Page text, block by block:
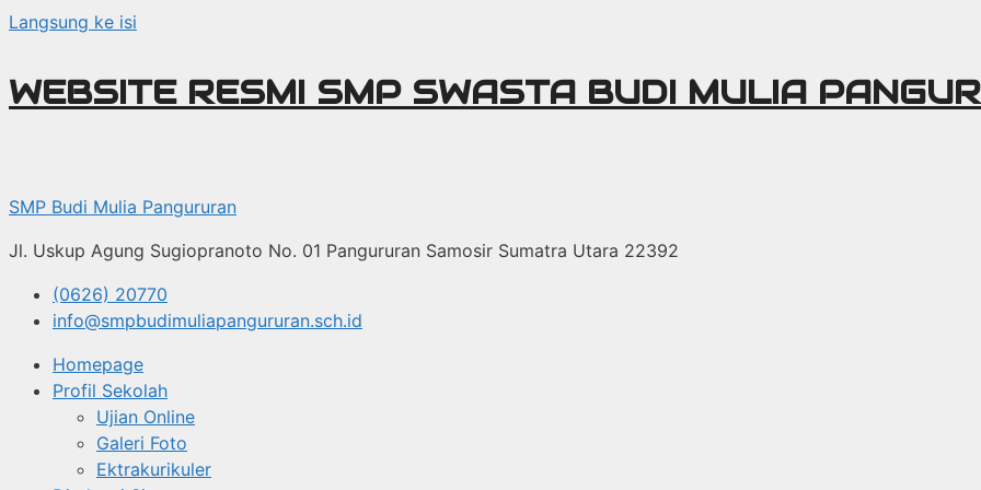
Langsung ke isi
WEBSITE RESMI SMP SWASTA BUDI MULIA
SMP Budi Mulia Pangururan
Jl. Uskup Agung Sugiopranoto No. 01 Pangururan Samosir Sumatra Utara 22392
(0626) 20770
info@smpbudimuliapangururan.sch.id
Homepage
Profil Sekolah
Ujian Online
Galeri Foto
Ektrakurikuler